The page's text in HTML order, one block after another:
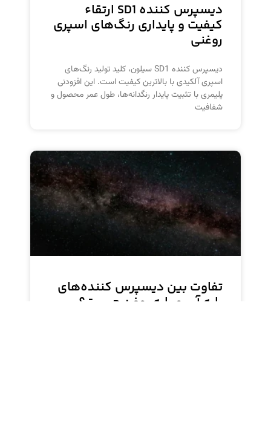
دیسپرس کننده SD1 ارتقاء
کیفیت و پایداری رنگ‌های اسپری
روغنی
دیسپرس کننده SD1 سیلون، کلید تولید رنگ‌های
اسپری آلکیدی با بالاترین کیفیت است. این افزودنی
پلیمری با تثبیت پایدار رنگدانه‌ها، طول عمر محصول و
شفافیت
تفاوت بین دیسپرس کننده‌های
پایه آب و پایه روغن چیست؟